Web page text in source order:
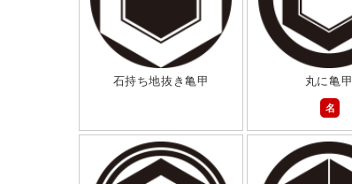
石持ち地抜き亀甲
丸に亀甲
名